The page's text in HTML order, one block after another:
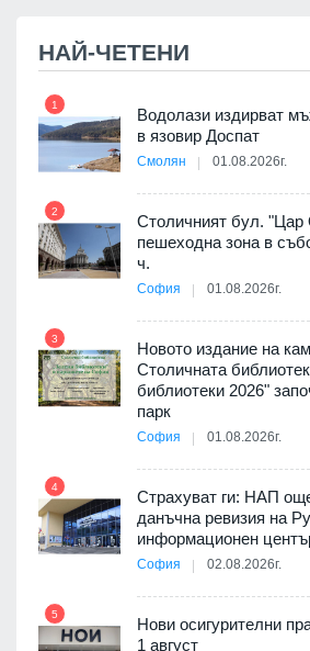
НАЙ-ЧЕТЕНИ
1
Водолази издирват
в язовир Доспат
Смолян 01.08.2026г.
2
Столичният бул. "Цар
пешеходна зона в
ч.
София 01.08.2026г.
3
Новото издание на
Столичната
библиотеки 2026"
парк
София 01.08.2026г.
4
Страхуват ги: НАП
данъчна ревизия на
информационен
София 02.08.2026г.
5
Нови осигурителни
1 август